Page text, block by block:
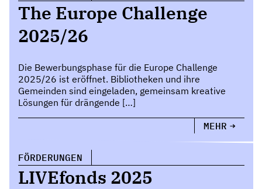
The Europe Challenge
2025/26
Die Bewerbungsphase für die Europe Challenge
2025/26 ist eröffnet. Bibliotheken und ihre
Gemeinden sind eingeladen, gemeinsam kreative
Lösungen für drängende […]
MEHR
FÖRDERUNGEN
LIVEfonds 2025